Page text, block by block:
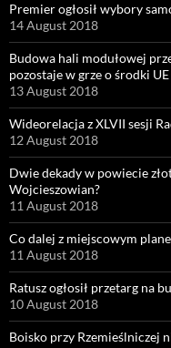
Premier ogłosił wybory
14 August 2018
Budowa hali modułowej
pozostaje w grze o środki UE
13 August 2018
Wideorelacja z XLVII sesji
12 August 2018
Dwie dekady w powiecie
Wojcieszowian?
11 August 2018
Co dalej z miejscowym
11 August 2018
Ratusz ogłosił przetarg na
10 August 2018
Boisko przy Rzemieślniczej